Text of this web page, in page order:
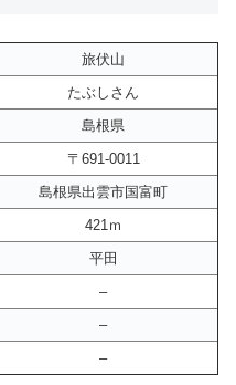
旅伏山
たぶしさん
島根県
〒691-0011
島根県出雲市国富町
421ｍ
平田
–
–
–